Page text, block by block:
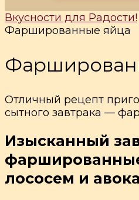
Вкусности для Радости!
Фаршированные яйца
Отличный рецепт
сытного завтрака —
Изысканный
лососем и